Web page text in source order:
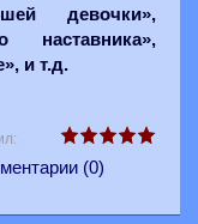
девочки»,
наставника»,
и т.д.
(0)